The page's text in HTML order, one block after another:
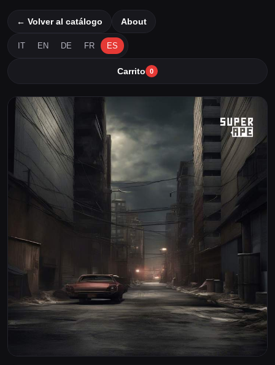
← Volver al catálogo About
IT EN DE FR ES
Carrito 0